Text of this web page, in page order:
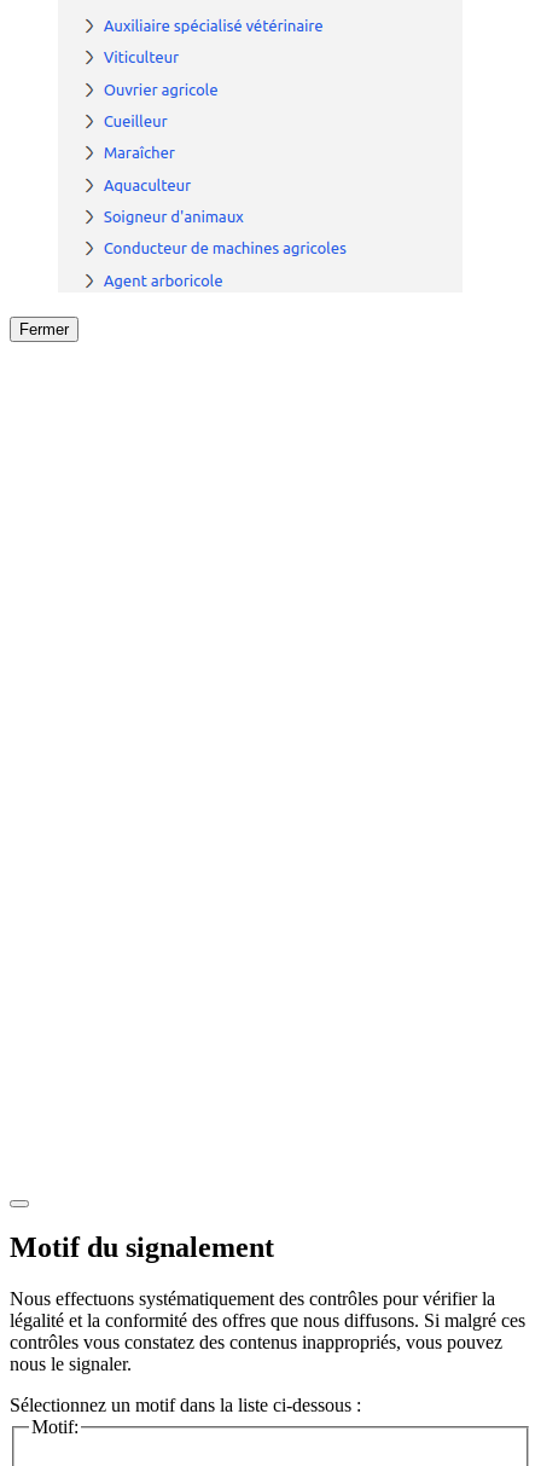
Fermer
Motif du signalement
Nous effectuons systématiquement des contrôles pour vérifier la
légalité et la conformité des offres que nous diffusons. Si malgré ces
contrôles vous constatez des contenus inappropriés, vous pouvez
nous le signaler.
Sélectionnez un motif dans la liste ci-dessous :
Motif: